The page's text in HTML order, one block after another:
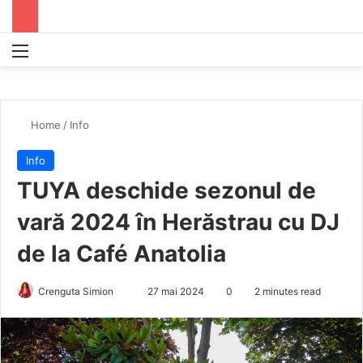
Home / Info
Info
TUYA deschide sezonul de
vară 2024 în Herăstrau cu DJ
de la Café Anatolia
Crenguta Simion
n
d
27 mai 2024 0 2 minutes read